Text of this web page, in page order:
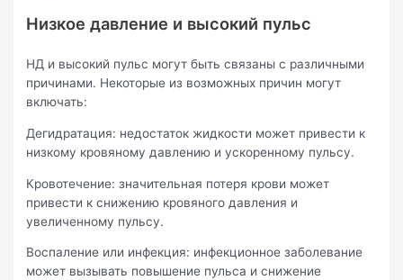
Низкое давление и высокий пульс
НД и высокий пульс могут быть связаны с различными
причинами. Некоторые из возможных причин могут
включать:
Дегидратация: недостаток жидкости может привести к
низкому кровяному давлению и ускоренному пульсу.
Кровотечение: значительная потеря крови может
привести к снижению кровяного давления и
увеличенному пульсу.
Воспаление или инфекция: инфекционное заболевание
может вызывать повышение пульса и снижение